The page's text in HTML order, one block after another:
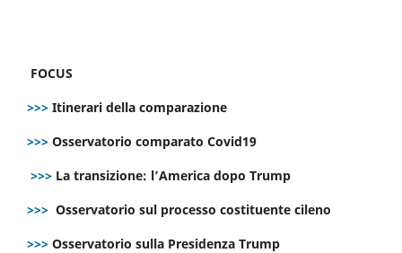
FOCUS
>>> Itinerari della comparazione
>>> Osservatorio comparato Covid19
>>> La transizione: l’America dopo Trump
>>> Osservatorio sul processo costituente cileno
>>> Osservatorio sulla Presidenza Trump